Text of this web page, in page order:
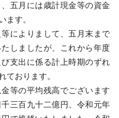
五月には歳計現金等の資金
ます。
によりまして、五月末まで
しましたが、これから年度
支出に係る計上時期のずれ
ております。
等の平均残高でございます
三百九十二億円、令和元年